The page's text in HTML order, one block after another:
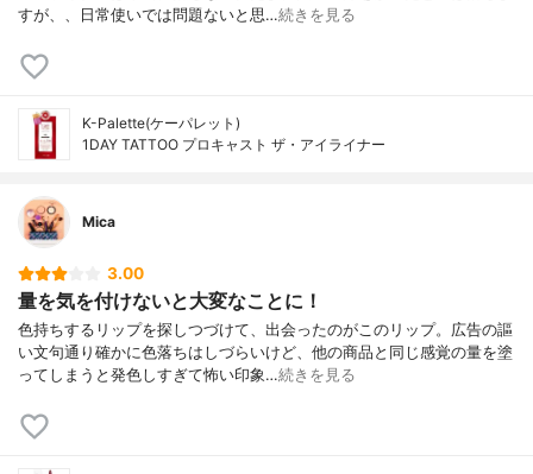
すが、、日常使いでは問題ないと思…続きを見る
K-Palette(ケーパレット)
1DAY TATTOO プロキャスト ザ・アイライナー
Mica
3.00
量を気を付けないと大変なことに！
色持ちするリップを探しつづけて、出会ったのがこのリップ。広告の謳
い文句通り確かに色落ちはしづらいけど、他の商品と同じ感覚の量を塗
ってしまうと発色しすぎて怖い印象…続きを見る